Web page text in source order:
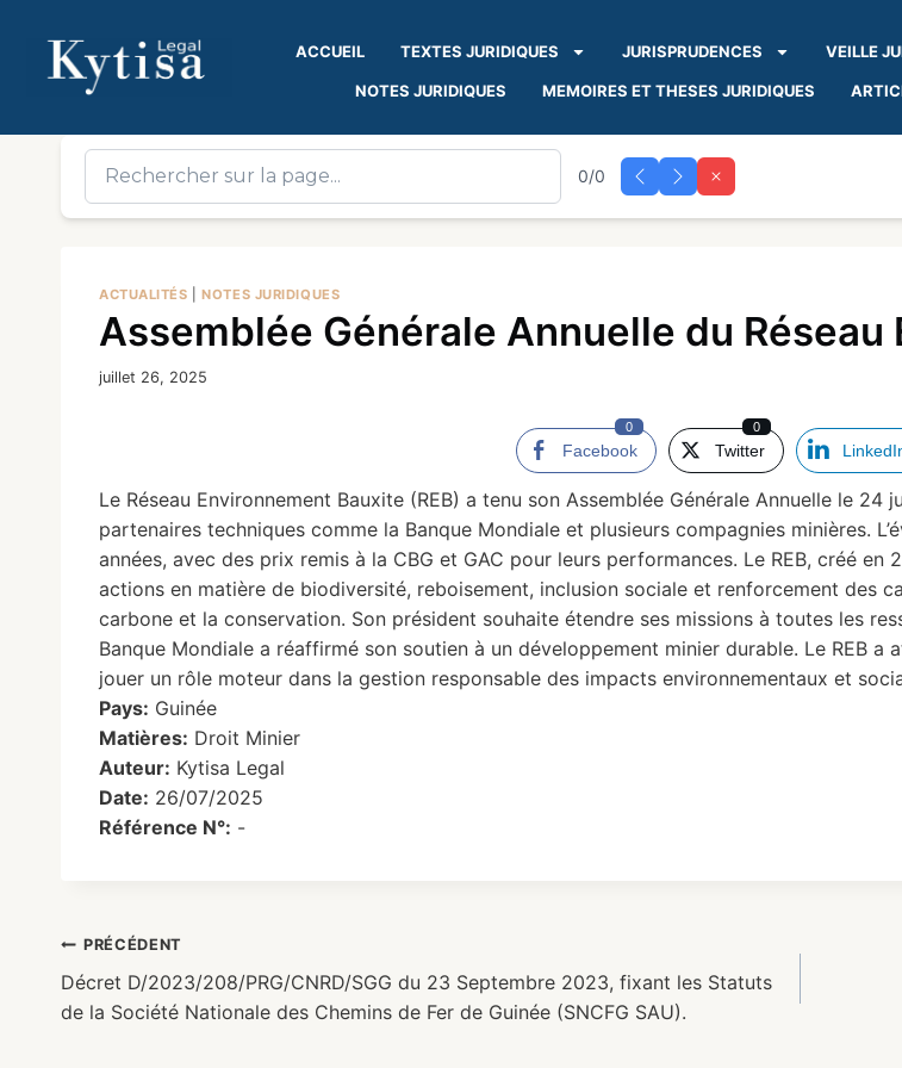
ACCUEIL TEXTES JURIDIQUES JURISPRUDENCES VEILLE
NOTES JURIDIQUES MEMOIRES ET THESES JURIDIQUES
0/0
ACTUALITÉS |NOTES JURIDIQUES
Assemblée Générale Annuelle du Réseau
juillet 26, 2025
Facebook
0
Twitter
0
Le Réseau Environnement Bauxite (REB) a tenu son Assemblée Générale Annuelle le
partenaires techniques comme la Banque Mondiale et plusieurs compagnies minières.
années, avec des prix remis à la CBG et GAC pour leurs performances. Le REB, créé
actions en matière de biodiversité, reboisement, inclusion sociale et renforcement des
carbone et la conservation. Son président souhaite étendre ses missions à toutes les
Banque Mondiale a réaffirmé son soutien à un développement minier durable. Le REB
jouer un rôle moteur dans la gestion responsable des impacts environnementaux et
Pays: Guinée
Matières: Droit Minier
Auteur: Kytisa Legal
Date: 26/07/2025
Référence N°: -
PRÉCÉDENT
Décret D/2023/208/PRG/CNRD/SGG du 23 Septembre 2023, fixant les Statuts
de la Société Nationale des Chemins de Fer de Guinée (SNCFG SAU).